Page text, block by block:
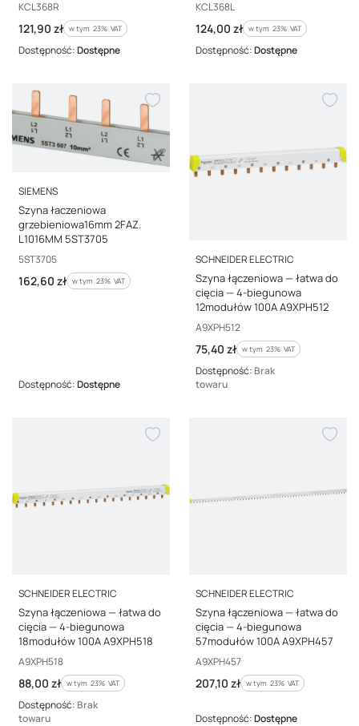
Kod producenta
KCL368R
Cena brutto
121,90 zł w tym %s VAT
w tym 23% VAT
Dostępność:Dostępne
Kod producenta
KCL368L
Cena brutto
124,00 zł w tym %s VAT
w tym 23% VAT
Dostępność:Dostępne
PRODUCENT
SIEMENS
Szyna łaczeniowa
grzebieniowa16mm 2FAZ.
L1016MM 5ST3705
Kod producenta
5ST3705
Cena brutto
162,60 zł w tym %s VAT
w tym 23% VAT
Dostępność:Dostępne
PRODUCENT
SCHNEIDER ELECTRIC
Szyna łączeniowa — łatwa do
cięcia — 4-biegunowa
12modułów 100A A9XPH512
Kod producenta
A9XPH512
Cena brutto
75,40 zł w tym %s VAT
w tym 23% VAT
Dostępność: Brak
towaru
PRODUCENT
SCHNEIDER ELECTRIC
Szyna łączeniowa — łatwa do
cięcia — 4-biegunowa
18modułów 100A A9XPH518
Kod producenta
A9XPH518
Cena brutto
88,00 zł w tym %s VAT
w tym 23% VAT
Dostępność: Brak
towaru
PRODUCENT
SCHNEIDER ELECTRIC
Szyna łączeniowa — łatwa do
cięcia — 4-biegunowa
57modułów 100A A9XPH457
Kod producenta
A9XPH457
Cena brutto
207,10 zł w tym %s VAT
w tym 23% VAT
Dostępność:Dostępne